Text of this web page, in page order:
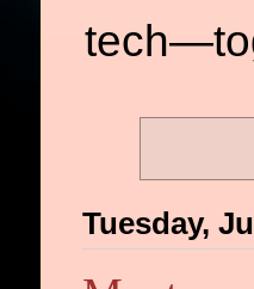
Tuesday,